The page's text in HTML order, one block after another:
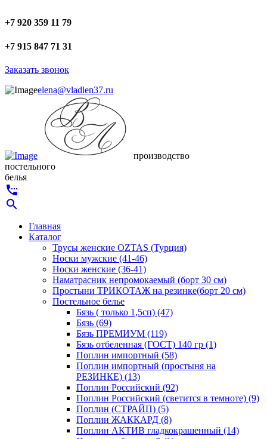
+7 920 359 11 79
+7 915 847 71 31
Заказать звонок
elena@vladlen37.ru
производство
постельного
белья
settings_phone
search
Главная
Каталог
Трусы женские OZTAS (Турция)
Носки мужские (41-46)
Носки женские (36-41)
Наматрасник непромокаемый (борт 30 см)
Простыни ТРИКОТАЖ на резинке(борт 20 см)
Постельное белье
Бязь ( только 1,5сп) (47)
Бязь (69)
Бязь ПРЕМИУМ (119)
Бязь отбеленная (ГОСТ) 140 гр (1)
Поплин импортный (58)
Поплин импортный (простыня на
РЕЗИНКЕ) (13)
Поплин Российский (92)
Поплин Российский (светится в темноте) (9)
Поплин (СТРАЙП) (5)
Поплин ЖАККАРД (8)
Поплин АКТИВ гладкокрашенный (14)